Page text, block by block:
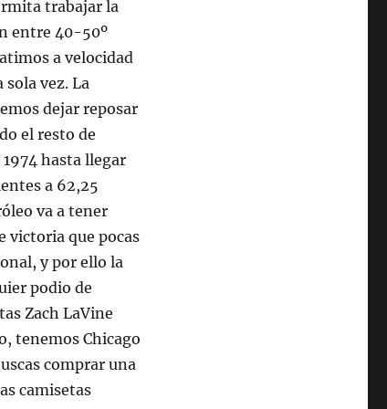
trabajar la
entre 40-50º
a velocidad
sola vez. La
dejar reposar
el resto de
hasta llegar
a 62,25
va a tener
victoria que pocas
y por ello la
podio de
Zach LaVine
tenemos Chicago
comprar una
camisetas